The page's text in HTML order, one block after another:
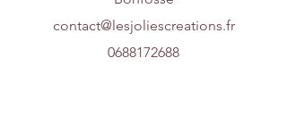
contact@lesjoliescreations.fr
0688172688